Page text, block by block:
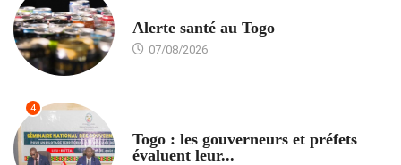
Alerte santé au Togo
07/08/2026
4
Togo : les gouverneurs et préfets
évaluent leur...